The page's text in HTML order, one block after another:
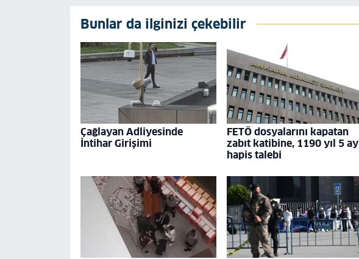
Bunlar da ilginizi çekebilir
Çağlayan Adliyesinde
İntihar Girişimi
FETÖ dosyalarını kapatan
zabıt katibine, 1190 yıl 5 ay
hapis talebi